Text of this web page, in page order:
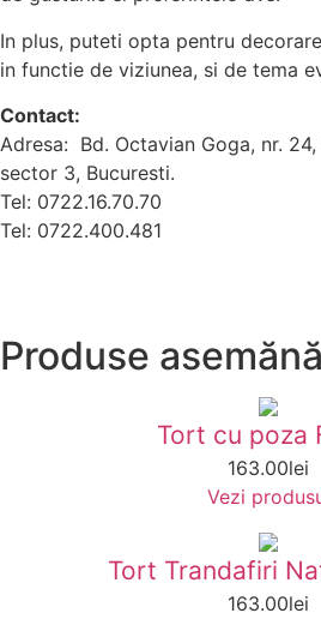
In plus, puteti opta pentru
in functie de viziunea, si de tema
Contact:
Adresa: Bd. Octavian Goga, nr.
sector 3, Bucuresti.
Tel: 0722.16.70.70
Tel: 0722.400.481
Produse
Tort cu poza
163.00lei
Vezi
Tort Trandafiri
163.00lei